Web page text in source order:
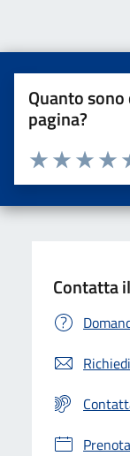
Quanto
pagina?
Valuta da 1 a 5
Valuta 3
Valuta 2
Valuta una
Contatta